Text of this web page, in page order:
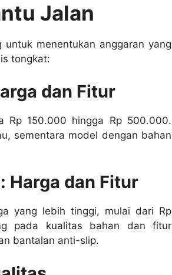
Jalan
menentukan anggaran yang
tongkat:
dan Fitur
Rp 150.000 hingga Rp 500.000.
sementara model dengan bahan
Harga dan Fitur
yang lebih tinggi, mulai dari Rp
pada kualitas bahan dan fitur
bantalan anti-slip.